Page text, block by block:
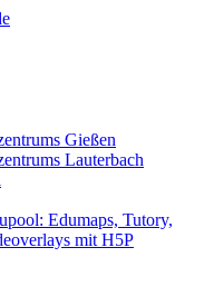
Gießen
Lauterbach
Edumaps, Tutory,
mit H5P